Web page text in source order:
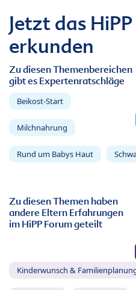
Jetzt das
erkunden
Zu diesen Themenbereichen
gibt es Expertenratschläge
Beikost-Start
Milchnahrung
Rund um Babys Haut
Zu diesen Themen haben
andere Eltern Erfahrungen
im HiPP Forum geteilt
Kinderwunsch &